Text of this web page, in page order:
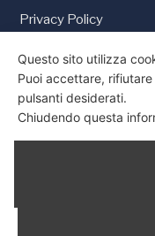
Privacy Policy
Consenso
© 1997 -
Questo sito utilizza
Puoi accettare,
pulsanti desiderati.
Chiudendo questa